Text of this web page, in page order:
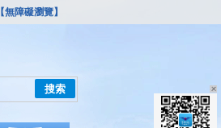
【無障礙瀏覽】
搜索